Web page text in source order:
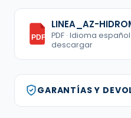
PDF
LINEA_AZ-
PDF · Idioma
descargar
GARANTÍAS Y